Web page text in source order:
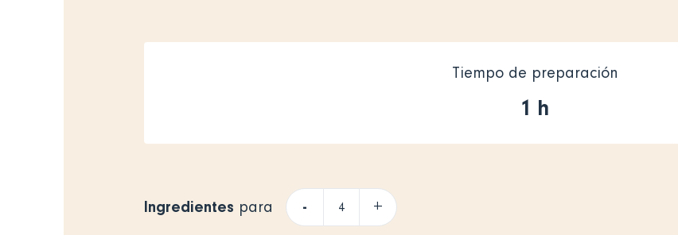
Tiempo de preparación
1 h
Ingredientes para - +